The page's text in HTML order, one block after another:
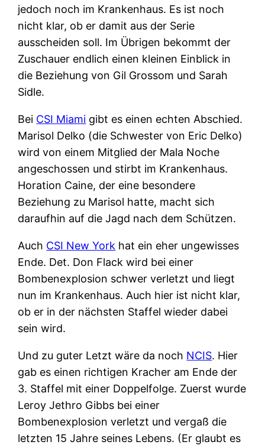
jedoch noch im Krankenhaus. Es ist noch
nicht klar, ob er damit aus der Serie
ausscheiden soll. Im Übrigen bekommt der
Zuschauer endlich einen kleinen Einblick in
die Beziehung von Gil Grossom und Sarah
Sidle.
Bei CSI Miami gibt es einen echten Abschied.
Marisol Delko (die Schwester von Eric Delko)
wird von einem Mitglied der Mala Noche
angeschossen und stirbt im Krankenhaus.
Horation Caine, der eine besondere
Beziehung zu Marisol hatte, macht sich
daraufhin auf die Jagd nach dem Schützen.
Auch CSI New York hat ein eher ungewisses
Ende. Det. Don Flack wird bei einer
Bombenexplosion schwer verletzt und liegt
nun im Krankenhaus. Auch hier ist nicht klar,
ob er in der nächsten Staffel wieder dabei
sein wird.
Und zu guter Letzt wäre da noch NCIS. Hier
gab es einen richtigen Kracher am Ende der
3. Staffel mit einer Doppelfolge. Zuerst wurde
Leroy Jethro Gibbs bei einer
Bombenexplosion verletzt und vergaß die
letzten 15 Jahre seines Lebens. (Er glaubt es